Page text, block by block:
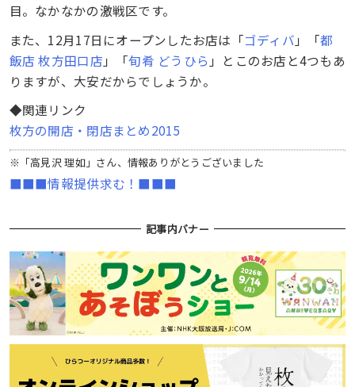
目。なかなかの激戦区です。
また、12月17日にオープンしたお店は「ゴディバ 」「都
飯店 枚方田口店 」「旬肴 どうひら 」とこのお店と4つもあ
りますが、大安だからでしょうか。
◆関連リンク
枚方の開店・閉店まとめ2015
※「高見沢 理如」さん、情報ありがとうございました
■■■情報提供求む！■■■
記事内バナー